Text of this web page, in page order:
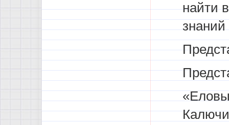
найти
знаний